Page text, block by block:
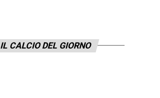
IL CALCIO DEL GIORNO